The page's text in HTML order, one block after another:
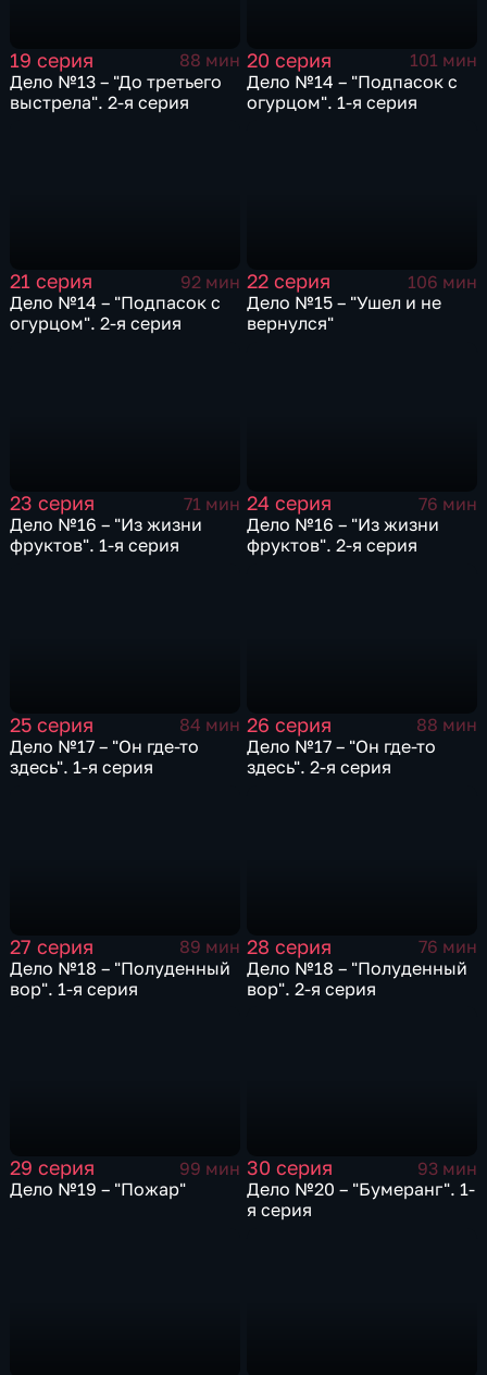
19 серия
88 мин
Дело №13 – "До третьего
выстрела". 2-я серия
20 серия
101 мин
Дело №14 – "Подпасок с
огурцом". 1-я серия
21 серия
92 мин
Дело №14 – "Подпасок с
огурцом". 2-я серия
22 серия
106 мин
Дело №15 – "Ушел и не
вернулся"
23 серия
71 мин
Дело №16 – "Из жизни
фруктов". 1-я серия
24 серия
76 мин
Дело №16 – "Из жизни
фруктов". 2-я серия
25 серия
84 мин
Дело №17 – "Он где-то
здесь". 1-я серия
26 серия
88 мин
Дело №17 – "Он где-то
здесь". 2-я серия
27 серия
89 мин
Дело №18 – "Полуденный
вор". 1-я серия
28 серия
76 мин
Дело №18 – "Полуденный
вор". 2-я серия
29 серия
99 мин
Дело №19 – "Пожар"
30 серия
93 мин
Дело №20 – "Бумеранг". 1-
я серия